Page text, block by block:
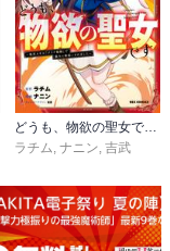
ラチム ナニン 吉武